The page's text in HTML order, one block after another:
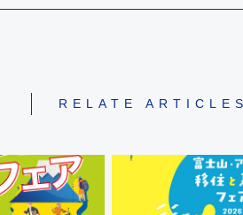
RELATE ARTICLES